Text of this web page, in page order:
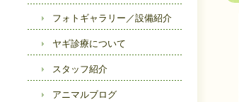
フォトギャラリー／設備紹介
ヤギ診療について
スタッフ紹介
アニマルブログ